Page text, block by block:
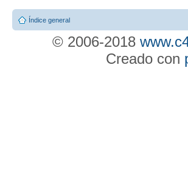
Índice general
© 2006-2018
Creado con